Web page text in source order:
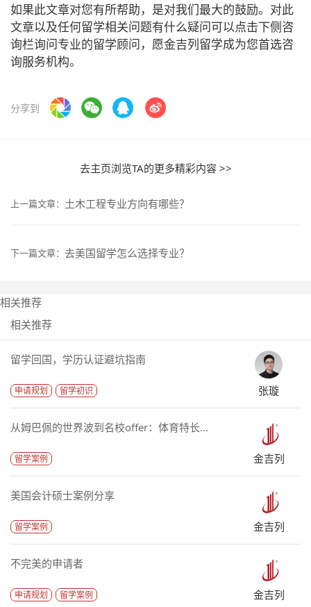
如果此文章对您有所帮助，是对我们最大的鼓励。对此
文章以及任何留学相关问题有什么疑问可以点击下侧咨
询栏询问专业的留学顾问，愿金吉列留学成为您首选咨
询服务机构。
分享到
去主页浏览TA的更多精彩内容 >>
上一篇文章： 土木工程专业方向有哪些？
下一篇文章： 去美国留学怎么选择专业？
相关推荐
相关推荐
留学回国，学历认证避坑指南
申请规划 留学初识 张璇
从姆巴佩的世界波到名校offer：体育特长...
留学案例 金吉列
美国会计硕士案例分享
留学案例 金吉列
不完美的申请者
申请规划 留学案例 金吉列